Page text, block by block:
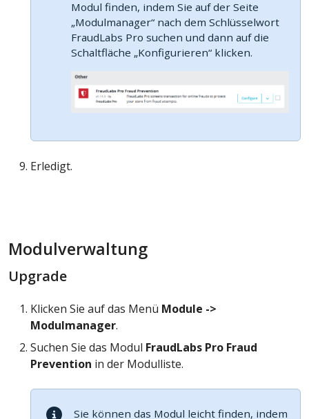
Modul finden, indem Sie auf der Seite
„Modulmanager“ nach dem Schlüsselwort
FraudLabs Pro suchen und dann auf die
Schaltfläche „Konfigurieren“ klicken.
Erledigt.
Modulverwaltung
Upgrade
Klicken Sie auf das Menü Module ->
Modulmanager.
Suchen Sie das Modul FraudLabs Pro Fraud
Prevention in der Modulliste.
Sie können das Modul leicht finden, indem